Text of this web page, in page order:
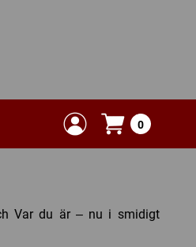
0
Var du är – nu i smidigt